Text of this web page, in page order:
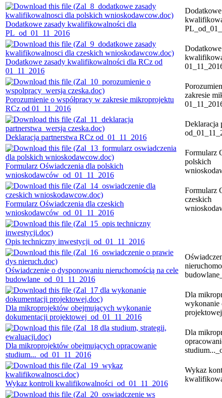
Dodatkowe zasady kwalifikowalności dla
PL_od_01_11_2016
Dodatkowe zasady kwalifikowalności dla RCz od
01_11_2016
Porozumienie o współpracy w zakresie mikroprojektu
RCz od 01_11_2016
zakresie
Deklaracja partnerstwa RCz od_01_11_2016
Deklaracja
Formularz Oświadczenia dla polskich
wnioskodawców_od_01_11_2016
Formularz
polskich
Formularz Oświadczenia dla czeskich
wnioskodawców_od_01_11_2016
Formularz
czeskich
Opis techniczny inwestycji_od_01_11_2016
Oświadczenie o dysponowaniu nieruchomością na cele
budowlane_od_01_11_2016
Dla mikroprojektów obejmujących wykonanie
dokumentacji projektowej_od_01_11_2016
Dla
wykonanie
Dla mikroprojektów obejmujących opracowanie
studium..._od_01_11_2016
Dla
Wykaz kontroli kwalifikowalności_od_01_11_2016
Wykaz